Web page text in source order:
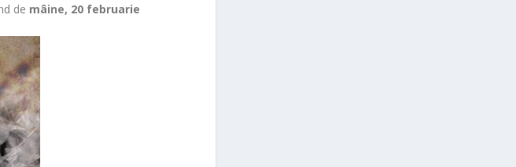
de mâine, 20 februarie